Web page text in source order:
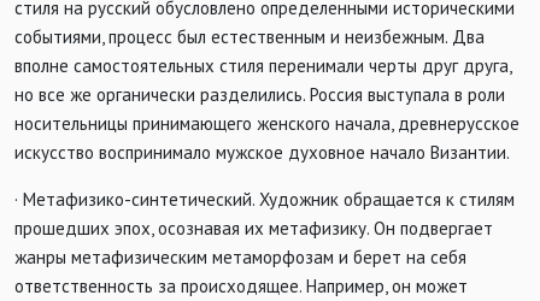
стиля на русский обусловлено определенными историческими
событиями, процесс был естественным и неизбежным. Два
вполне самостоятельных стиля перенимали черты друг друга,
но все же органически разделились. Россия выступала в роли
носительницы принимающего женского начала, древнерусское
искусство воспринимало мужское духовное начало Византии.
· Метафизико-синтетический. Художник обращается к стилям
прошедших эпох, осознавая их метафизику. Он подвергает
жанры метафизическим метаморфозам и берет на себя
ответственность за происходящее. Например, он может